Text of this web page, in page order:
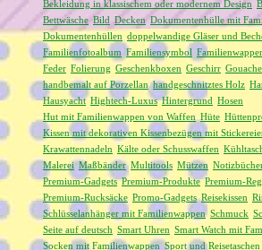
Bekleidung in klassischem oder modernem Design
Bettwäsche Bild Decken Dokumentenhülle mit
Dokumentenhüllen doppelwandige Gläser und
Familienfotoalbum Familiensymbol
Feder Folierung Geschenkboxen Geschirr Gouache
handbemalt auf Porzellan handgeschnitztes Holz
Hausyacht Hightech-Luxus Hintergrund
Hosen
Hut mit Familienwappen von Waffen Hüte
Kissen mit dekorativen Kissenbezügen mit
Krawattennadeln Kälte oder Schusswaffen
Malerei Maßbänder Multitools Mützen
Premium-Gadgets Premium-Produkte Premium-
Premium-Rucksäcke Promo-Gadgets Reisekissen
Schlüsselanhänger mit Familienwappen Schmuck
Seite auf deutsch Smart Uhren Smart Watch mit
Socken mit Familienwappen Sport und Reisetaschen